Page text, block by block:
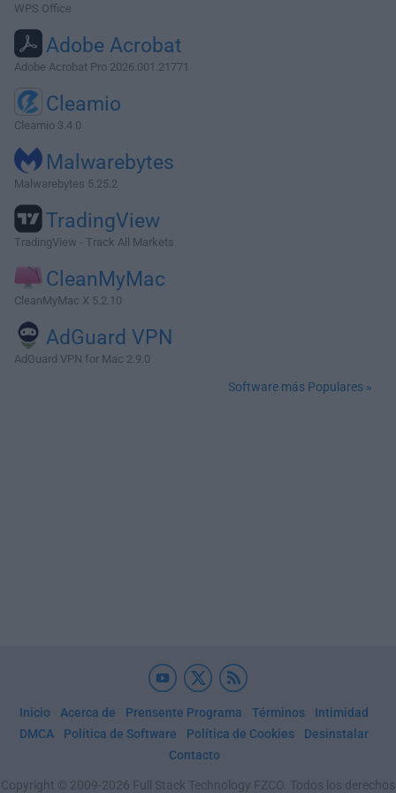
WPS Office
Adobe Acrobat
Adobe Acrobat Pro 2026.001.21771
Cleamio
Cleamio 3.4.0
Malwarebytes
Malwarebytes 5.25.2
TradingView
TradingView - Track All Markets
CleanMyMac
CleanMyMac X 5.2.10
AdGuard VPN
AdGuard VPN for Mac 2.9.0
Software más Populares »
Inicio Acerca de Prensente Programa Términos
Intimidad
DMCA
Política de Software Política de Cookies
Desinstalar
Contacto
Copyright © 2009-2026 Full Stack Technology FZCO. Todos los derechos